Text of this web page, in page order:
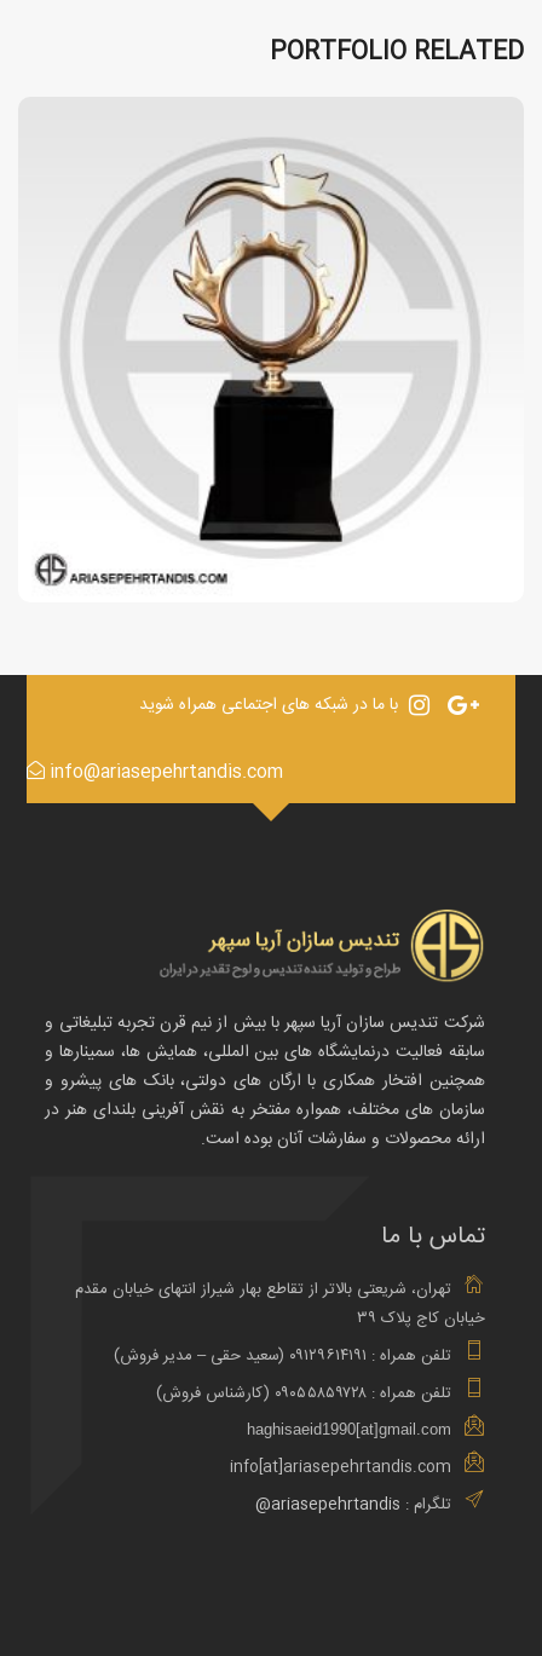
PORTFOLIO RELATED
با ما در شبکه های اجتماعی همراه شوید
info@ariasepehrtandis.com
شرکت تندیس سازان آریا سپهر با بیش از نیم قرن تجربه تبلیغاتی و
سابقه فعالیت درنمایشگاه های بین المللی، همایش ها، سمینارها و
همچنین افتخار همکاری با ارگان های دولتی، بانک های پیشرو و
سازمان های مختلف، همواره مفتخر به نقش آفرینی بلندای هنر در
ارائه محصولات و سفارشات آنان بوده است.
تماس با ما
تهران، شریعتی بالاتر از تقاطع بهار شیراز انتهای خیابان مقدم
خیابان کاج پلاک ۳۹
تلفن همراه : ۰۹۱۲۹۶۱۴۱۹۱ (سعید حقی – مدیر فروش)
تلفن همراه : ۰۹۰۵۵۸۵۹۷۲۸ (کارشناس فروش)
haghisaeid1990[at]gmail.com
info[at]ariasepehrtandis.com
تلگرام : ariasepehrtandis@